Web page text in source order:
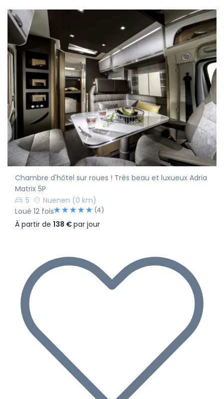
Chambre d'hôtel sur roues ! Très beau et luxueux Adria
Matrix 5P
5
Nuenen (0 km)
Loué 12 fois
(4)
À partir de 138 €par jour